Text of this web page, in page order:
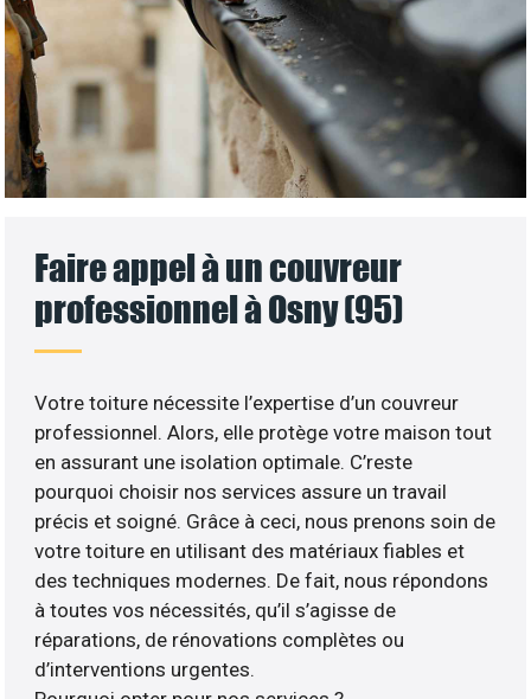
Faire appel à un couvreur
professionnel à Osny (95)
Votre toiture nécessite l’expertise d’un couvreur
professionnel. Alors, elle protège votre maison tout
en assurant une isolation optimale. C’reste
pourquoi choisir nos services assure un travail
précis et soigné. Grâce à ceci, nous prenons soin de
votre toiture en utilisant des matériaux fiables et
des techniques modernes. De fait, nous répondons
à toutes vos nécessités, qu’il s’agisse de
réparations, de rénovations complètes ou
d’interventions urgentes.